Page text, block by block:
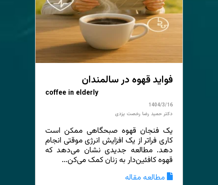
فواید قهوه در سالمندان
coffee in elderly
1404/3/16
دکتر حمید رضا رخصت یزدی
یک فنجان قهوه صبحگاهی ممکن است
کاری فراتر از یک افزایش انرژی موقتی انجام
دهد. مطالعه جدیدی نشان می‌دهد که
قهوه کافئین‌دار به زنان کمک می‌کن...
مطالعه مقاله